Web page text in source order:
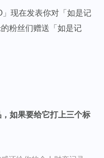
现在发表你对「如是记
粉丝们赠送「如是记
如果要给它打上三个标